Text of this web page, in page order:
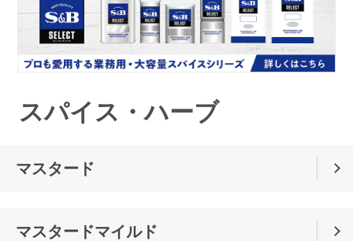
スパイス・ハーブ
マスタード
マスタードマイルド